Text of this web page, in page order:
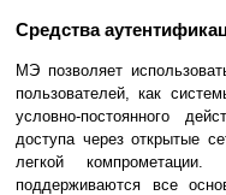
Средства
МЭ позволяет
пользователей, как
условно-постоянного
доступа через открытые
легкой
поддерживаются все